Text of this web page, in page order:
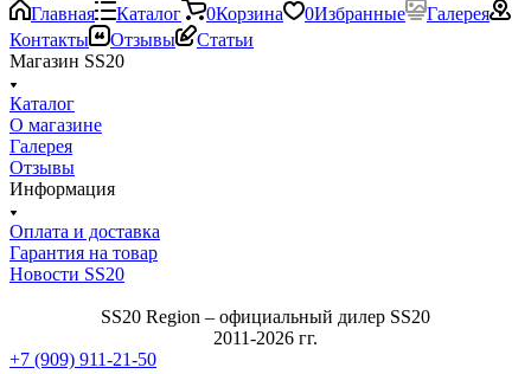
Главная Каталог 0Корзина 0Избранные
Галерея
Контакты
Отзывы
Статьи
Магазин SS20
Каталог
О магазине
Галерея
Отзывы
Информация
Оплата и доставка
Гарантия на товар
Новости SS20
SS20 Region – официальный дилер SS20
2011-2026 гг.
+7 (909) 911-21-50